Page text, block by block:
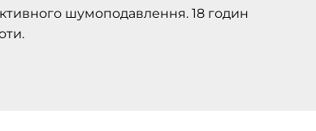
шумоподавлення. 18 годин